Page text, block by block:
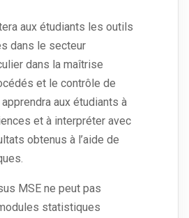
aux étudiants les outils
dans le secteur
dans la maîtrise
et le contrôle de
aux étudiants à
et à interpréter avec
obtenus à l’aide de
MSE ne peut pas
statistiques